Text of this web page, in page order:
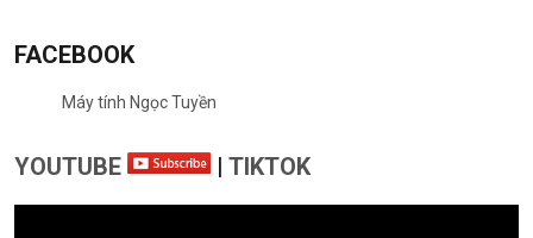
FACEBOOK
Máy tính Ngọc Tuyền
YOUTUBE | TIKTOK